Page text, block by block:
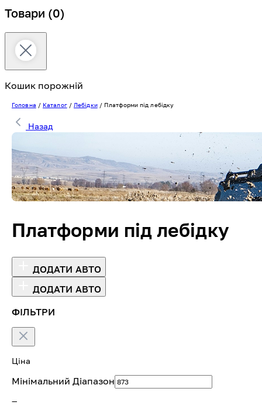
Товари (0)
Кошик порожній
Головна / Каталог/ Лебідки/ Платформи під лебідку
Назад
Платформи під лебідку
ДОДАТИ АВТО
ДОДАТИ АВТО
ФІЛЬТРИ
Ціна
Мінімальний Діапазон
—